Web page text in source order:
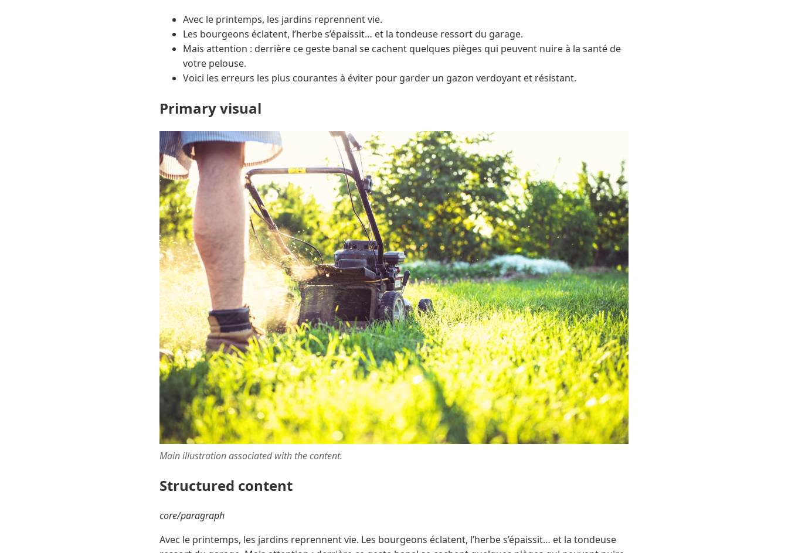
Avec le printemps, les jardins reprennent vie.
Les bourgeons éclatent, l’herbe s’épaissit… et la tondeuse ressort du garage.
Mais attention : derrière ce geste banal se cachent quelques pièges qui peuvent nuire à la santé de
votre pelouse.
Voici les erreurs les plus courantes à éviter pour garder un gazon verdoyant et résistant.
Primary visual
Main illustration associated with the content.
Structured content
core/paragraph
Avec le printemps, les jardins reprennent vie. Les bourgeons éclatent, l’herbe s’épaissit… et la tondeuse